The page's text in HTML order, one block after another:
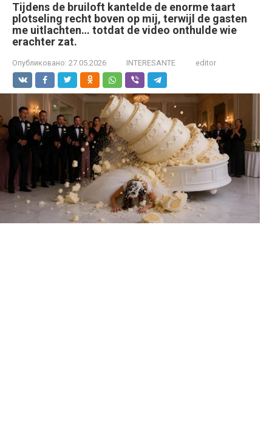
Tijdens de bruiloft kantelde de enorme taart
plotseling recht boven op mij, terwijl de gasten
me uitlachten… totdat de video onthulde wie
erachter zat.
Опубликовано: 27.05.2026 INTERESANTE editor